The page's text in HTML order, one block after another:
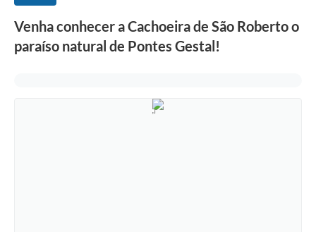
Venha conhecer a Cachoeira de São Roberto o
paraíso natural de Pontes Gestal!